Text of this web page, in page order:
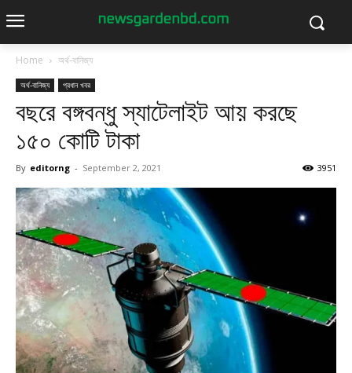
Home অর্থ-বানিজ্য
অর্থ-বানিজ্য প্রধান খবর
বছরে বঙ্গবন্ধু স্যাটেলাইট আয় করছে
১৫০ কোটি টাকা
By editorng - September 2, 2021 3951